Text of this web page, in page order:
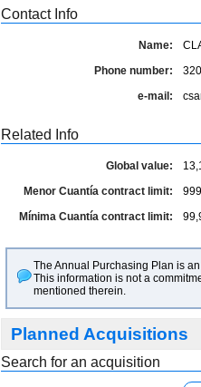
Contact Info
Name:
Phone number:
e-mail:
Related Info
Global value:
Menor Cuantía contract limit:
Mínima Cuantía contract limit:
The Annual Purchasing Plan is
This information is not a
mentioned therein.
Planned Acquisitions
Search for an acquisition